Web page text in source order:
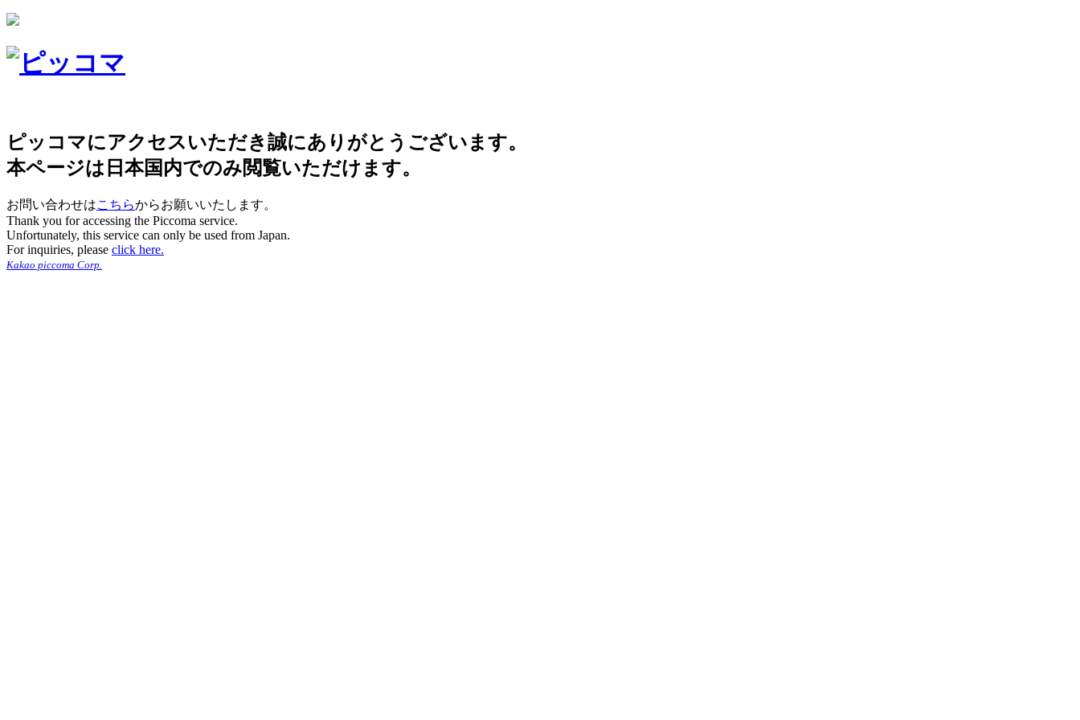
ピッコマにアクセスいただき誠にありがとうございます。
本ページは日本国内でのみ閲覧いただけます。
お問い合わせはこちらからお願いいたします。
Thank you for accessing the Piccoma service.
Unfortunately, this service can only be used from Japan.
For inquiries, please click here.
Kakao piccoma Corp.